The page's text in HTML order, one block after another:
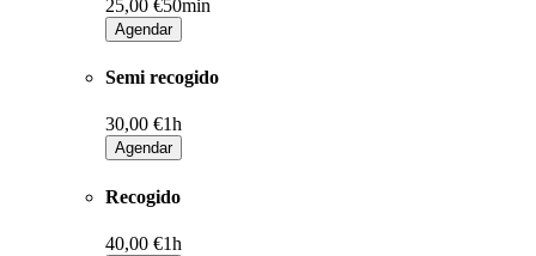
25,00 €50min
Agendar
Semi recogido
30,00 €1h
Agendar
Recogido
40,00 €1h